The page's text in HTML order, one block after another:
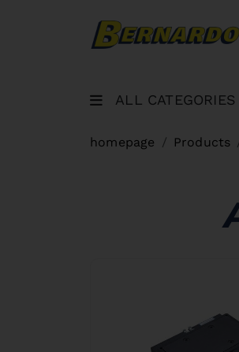
ALL CATEGORIES
homepage Products